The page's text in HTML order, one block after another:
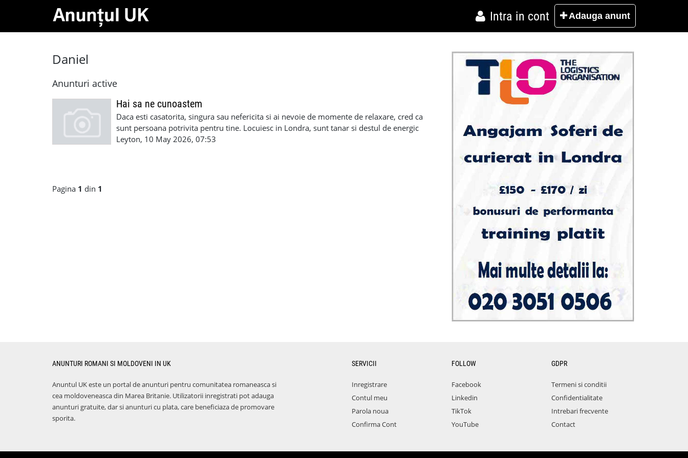
Intra in cont Adauga anunt
Daniel
Anunturi active
Hai sa ne cunoastem
Daca esti casatorita, singura sau nefericita si ai nevoie de momente de relaxare, cred ca
sunt persoana potrivita pentru tine. Locuiesc in Londra, sunt tanar si destul de energic
pentru a fi ceea ce cauti. Ofer discretie, totul ramane intre noi de la A la Z. Daca suna
Leyton, 10 May 2026, 07:53
Pagina 1 din 1
ANUNTURI ROMANI SI MOLDOVENI IN UK
Anuntul UK este un portal de anunturi pentru comunitatea romaneasca si
cea moldoveneasca din Marea Britanie. Utilizatorii inregistrati pot adauga
anunturi gratuite, dar si anunturi cu plata, care beneficiaza de promovare
sporita.
SERVICII
Inregistrare
Contul meu
Parola noua
Confirma Cont
FOLLOW
Facebook
Linkedin
TikTok
YouTube
GDPR
Termeni si conditii
Confidentialitate
Intrebari frecvente
Contact